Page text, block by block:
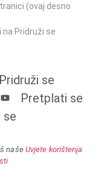
(ovaj desno
na Pridruži se
Pridruži se
Pretplati se
se
naše Uvjete korištenja